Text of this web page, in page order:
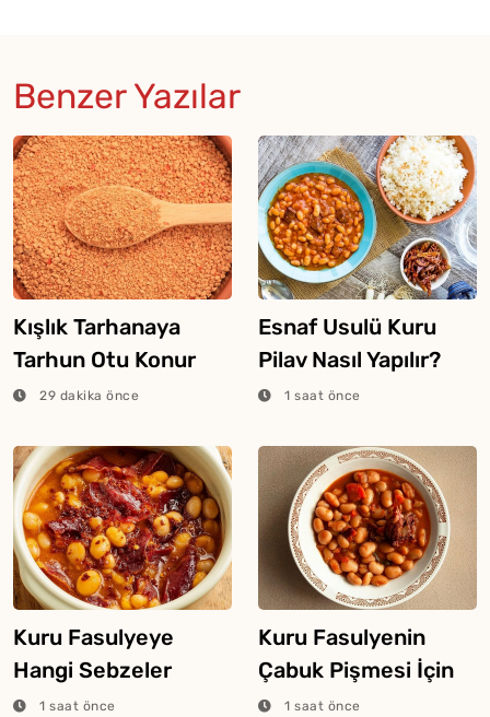
Benzer Yazılar
Kışlık Tarhanaya
Tarhun Otu Konur
Mu?29 dakika önce
Esnaf Usulü Kuru
Pilav Nasıl Yapılır?
1 saat önce
Kuru Fasulyeye
Hangi Sebzeler
Konur?
1 saat önce
Kuru Fasulyenin
Çabuk Pişmesi İçin
Püf Noktaları
1 saat önce